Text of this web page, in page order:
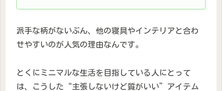
派手な柄がないぶん、他の寝具やインテリアと合わ
せやすいのが人気の理由なんです。
とくにミニマルな生活を目指している人にとって
は、こうした“主張しないけど質がいい”アイテム